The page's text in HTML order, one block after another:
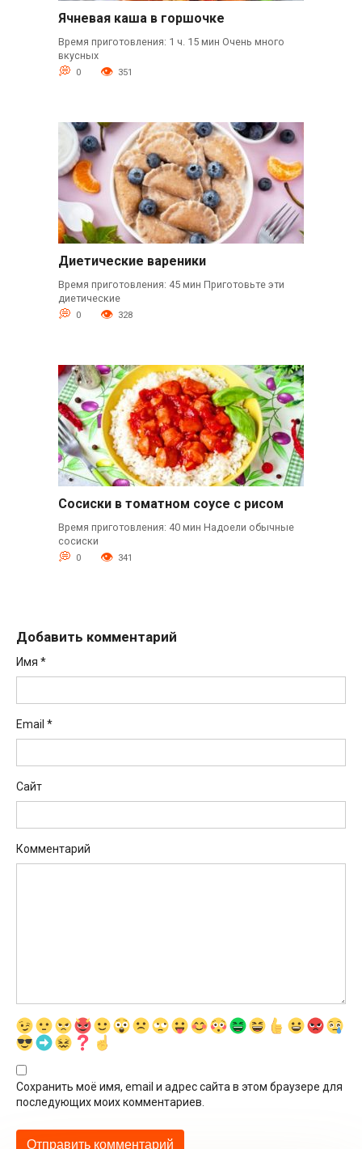
Ячневая каша в горшочке
Время приготовления: 1 ч. 15 мин Очень много
вкусных
0 351
Диетические вареники
Время приготовления: 45 мин Приготовьте эти
диетические
0 328
Сосиски в томатном соусе с рисом
Время приготовления: 40 мин Надоели обычные
сосиски
0 341
Добавить комментарий
Имя *
Email *
Сайт
Комментарий
Сохранить моё имя, email и адрес сайта в этом браузере для
последующих моих комментариев.